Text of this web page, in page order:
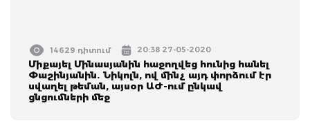
14629 դիտում 20:38 27-05-2020
Միքայել Մինասյանին հաջողվեց հունից հանել
Փաշինյանին. Նիկոլն, ով մինչ այդ փորձում էր
սվաղել թեման, այսօր ԱԺ-ում ընկավ
ցնցումների մեջ